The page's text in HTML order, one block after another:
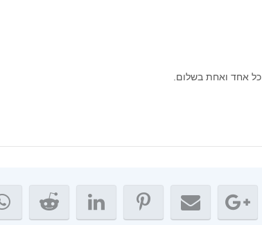
כל אחד ואחת בשלום.
אוקטובר 2020
ספטמבר 2020